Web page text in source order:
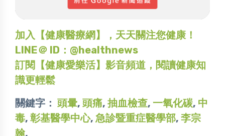
加入【健康醫療網】，天天關注您健康！
LINE＠ ID：@healthnews
訂閱【健康愛樂活】影音頻道，閱讀健康知
識更輕鬆
關鍵字： 頭暈, 頭痛, 抽血檢查, 一氧化碳, 中
毒, 彰基醫學中心, 急診暨重症醫學部, 李宗
翰,